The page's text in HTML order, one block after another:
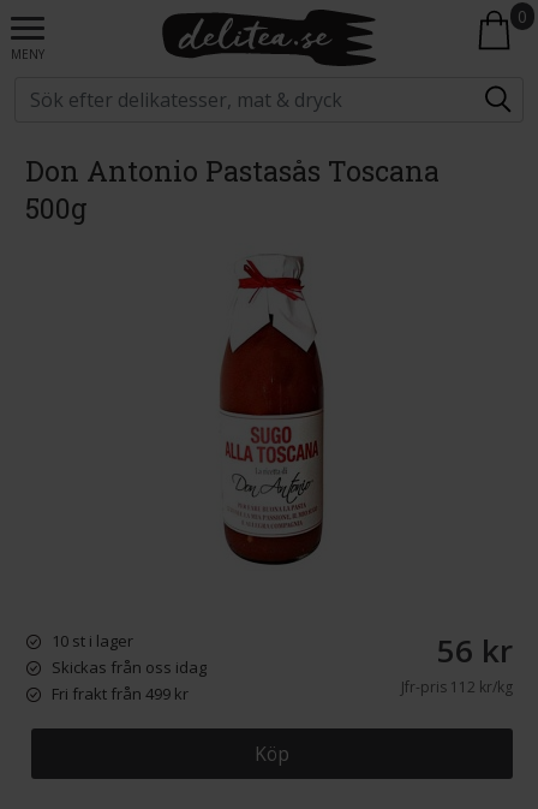
MENY
0
Don Antonio Pastasås Toscana
500g
10 st i lager
Skickas från oss idag
Fri frakt från 499 kr
56 kr
Jfr-pris112 kr/kg
Köp